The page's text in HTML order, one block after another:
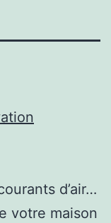
d’air…
votre maison